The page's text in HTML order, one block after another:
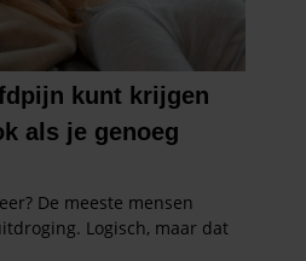
als u onze website blijft